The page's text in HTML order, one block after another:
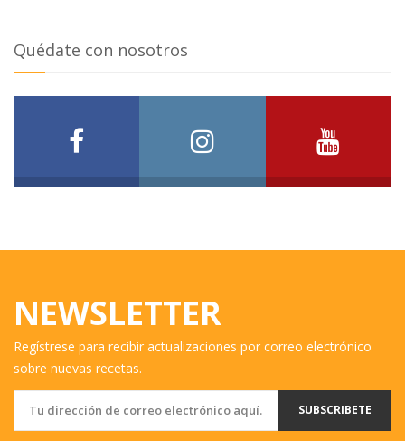
Quédate con nosotros
NEWSLETTER
Regístrese para recibir actualizaciones por correo electrónico
sobre nuevas recetas.
SUBSCRIBETE